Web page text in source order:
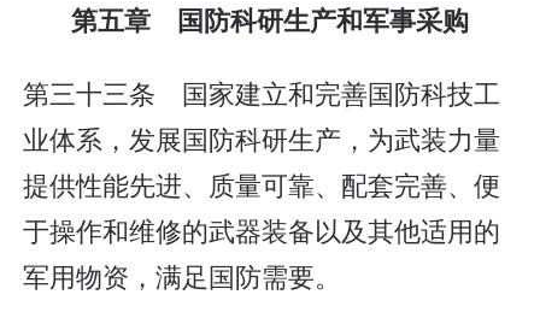
第五章 国防科研生产和军事采购
第三十三条 国家建立和完善国防科技工
业体系，发展国防科研生产，为武装力量
提供性能先进、质量可靠、配套完善、便
于操作和维修的武器装备以及其他适用的
军用物资，满足国防需要。